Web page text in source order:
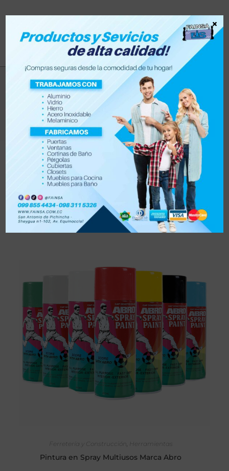
spray
Productos > spray
Filtrar
Orden por defecto
Ferretería y Construcción , Herramientas
Pintura en Spray Multiusos Marca Abro
×